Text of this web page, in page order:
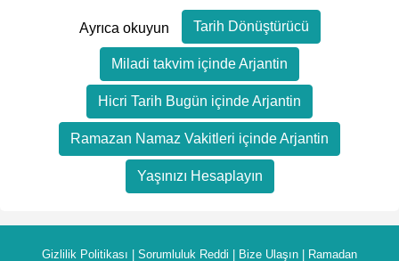
Ayrıca okuyun Tarih Dönüştürücü
Miladi takvim içinde Arjantin
Hicri Tarih Bugün içinde Arjantin
Ramazan Namaz Vakitleri içinde Arjantin
Yaşınızı Hesaplayın
Gizlilik Politikası Sorumluluk Reddi Bize Ulaşın Ramadan